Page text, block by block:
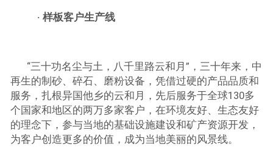
· 样板客户生产线
“三十功名尘与土，八千里路云和月”，三十年来，中
再生的制砂、碎石、磨粉设备，凭借过硬的产品品质和
服务，扎根异国他乡的云和月，先后服务于全球130多
个国家和地区的两万多家客户，在环境友好、生态友好
的理念下，参与当地的基础设施建设和矿产资源开发，
为客户创造更多的价值，成为当地美丽的风景线。